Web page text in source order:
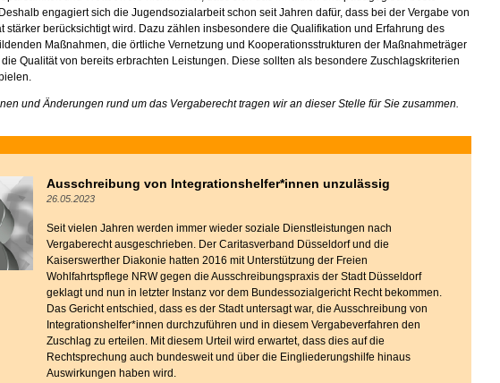
engagiert sich die Jugendsozialarbeit schon seit Jahren dafür, dass bei der Vergabe von
stärker berücksichtigt wird. Dazu zählen insbesondere die Qualifikation und Erfahrung des
Maßnahmen, die örtliche Vernetzung und Kooperationsstrukturen der Maßnahmeträger
Qualität von bereits erbrachten Leistungen. Diese sollten als besondere Zuschlagskriterien
und Änderungen rund um das Vergaberecht tragen wir an dieser Stelle für Sie zusammen.
Ausschreibung von Integrationshelfer*innen unzulässig
26.05.2023
Seit vielen Jahren werden immer wieder soziale Dienstleistungen nach
Vergaberecht ausgeschrieben. Der Caritasverband Düsseldorf und die
Kaiserswerther Diakonie hatten 2016 mit Unterstützung der Freien
Wohlfahrtspflege NRW gegen die Ausschreibungspraxis der Stadt Düsseldorf
geklagt und nun in letzter Instanz vor dem Bundessozialgericht Recht bekommen.
Das Gericht entschied, dass es der Stadt untersagt war, die Ausschreibung von
Integrationshelfer*innen durchzuführen und in diesem Vergabeverfahren den
Zuschlag zu erteilen. Mit diesem Urteil wird erwartet, dass dies auf die
Rechtsprechung auch bundesweit und über die Eingliederungshilfe hinaus
Auswirkungen haben wird.